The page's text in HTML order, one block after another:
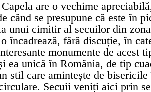
Capela are o vechime
când se presupune că este în
unui cimitir al secuilor din
încadrează, fără discuție, în
monumente de acest
ea unică în România, de tip
stil care aminteşte de
Secuii veniți aici prin